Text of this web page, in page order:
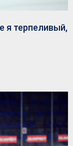
я терпеливый,